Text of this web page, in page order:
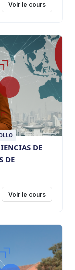
Voir le cours
DE
DE
Voir le cours